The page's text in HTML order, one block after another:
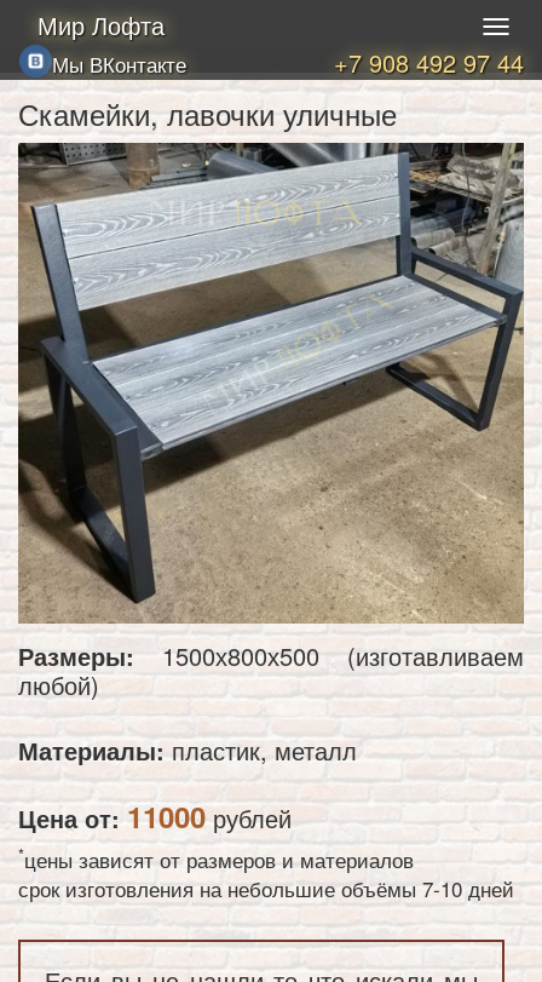
Мир Лофта
+7 908 492 97 44
Мы ВКонтакте
Скамейки, лавочки уличные
Размеры: 1500х800х500 (изготавливаем
любой)
Материалы: пластик, металл
Цена от: 11000рублей
*цены зависят от размеров и материалов
срок изготовления на небольшие объёмы 7-10 дней